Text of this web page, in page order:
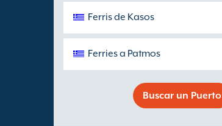
Ferris de Kasos
Ferries a Patmos
Buscar un Puerto